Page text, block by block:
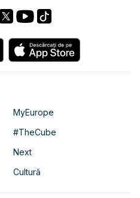
MyEurope
#TheCube
Next
Cultură